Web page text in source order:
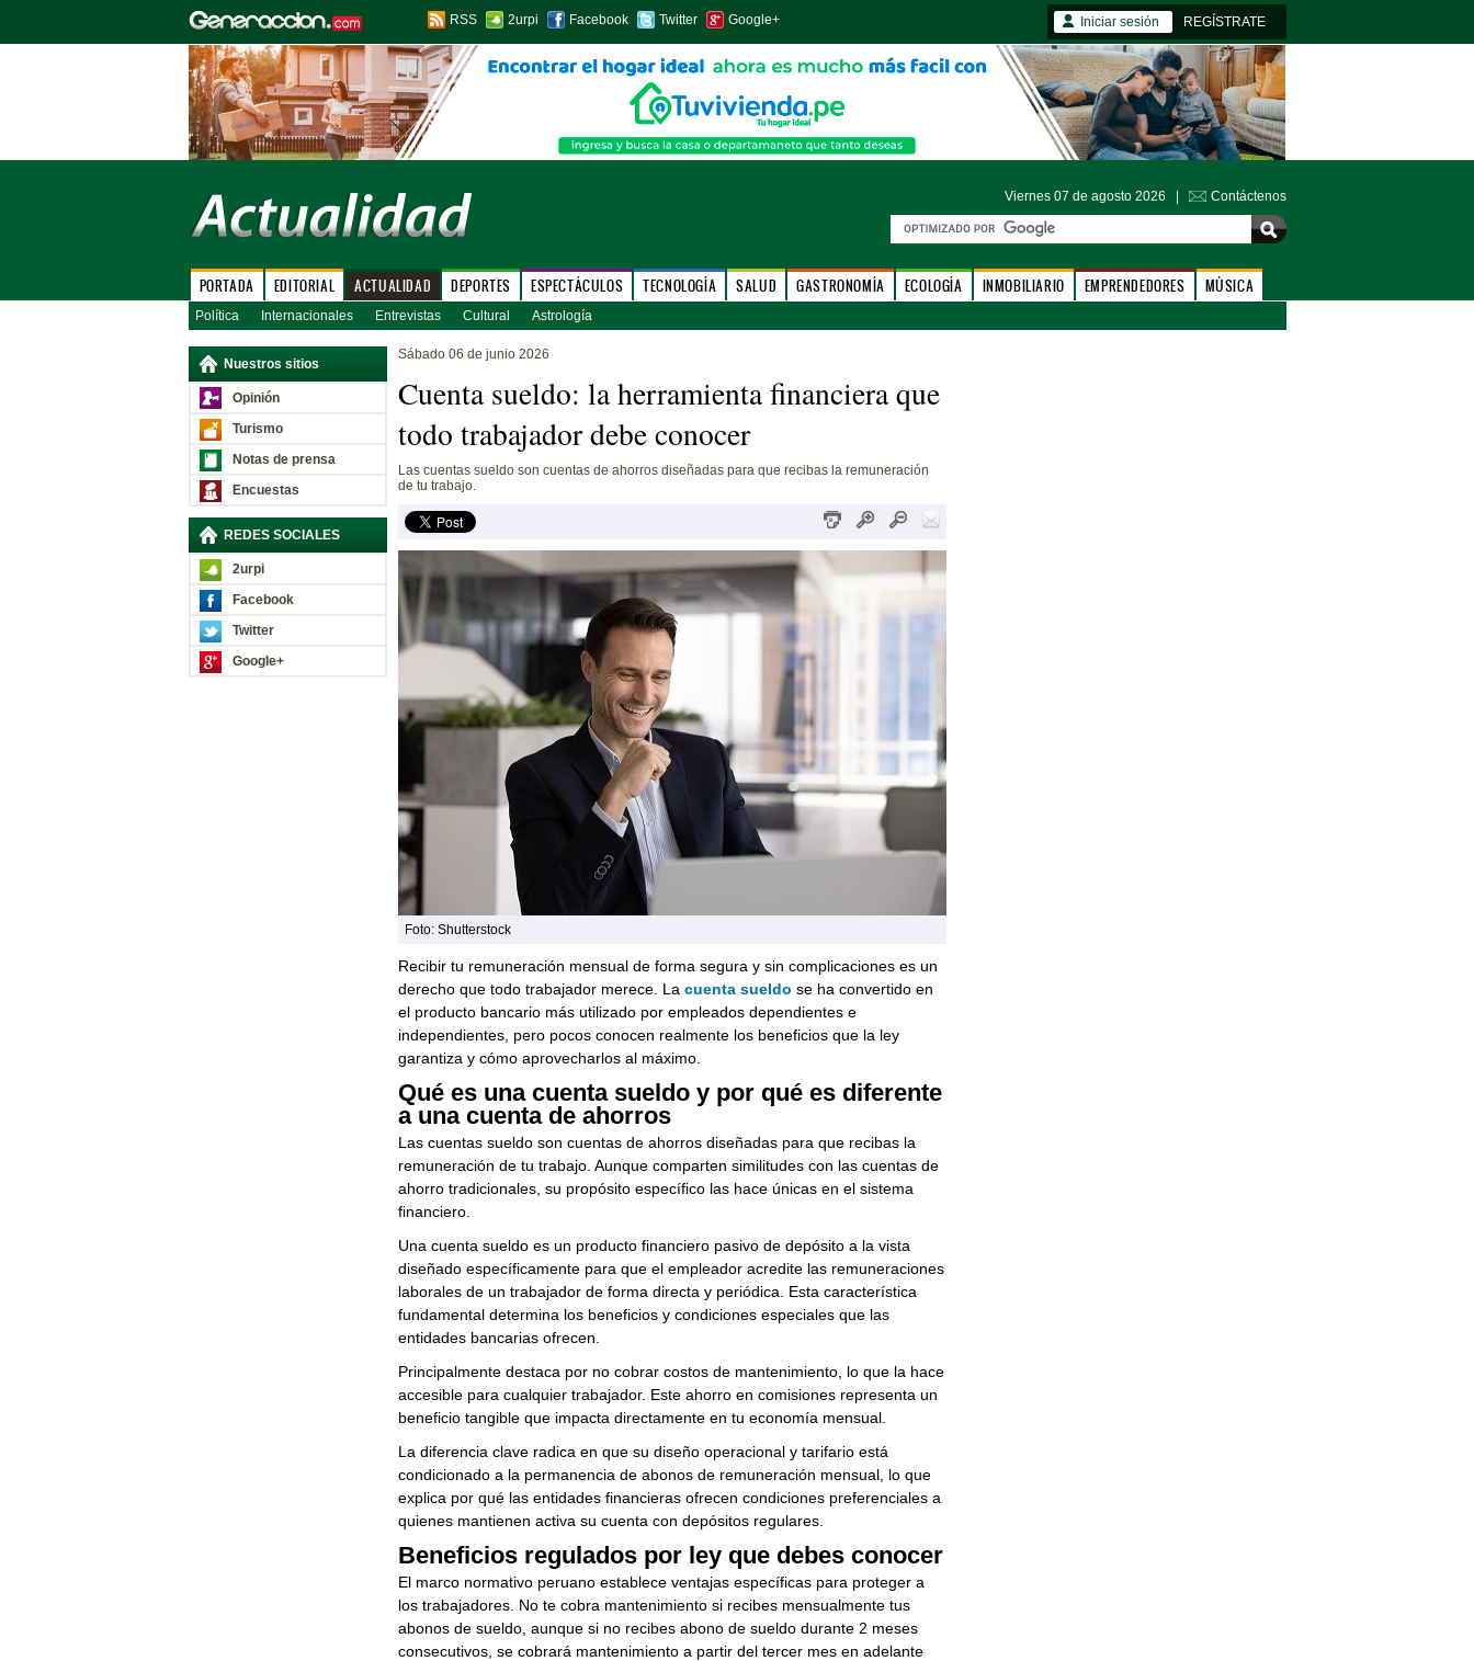
RSS 2urpi Facebook Twitter Google+ Iniciar sesión REGÍSTRATE
Viernes 07 de agosto 2026 | Contáctenos
PORTADA EDITORIAL ACTUALIDAD DEPORTES ESPECTÁCULOS TECNOLOGÍA SALUD GASTRONOMÍA ECOLOGÍA INMOBILIARIO EMPRENDEDORES MÚSICA
Política Internacionales Entrevistas Cultural Astrología
Nuestros sitios
Opinión
Turismo
Notas de prensa
Encuestas
REDES SOCIALES
2urpi
Facebook
Twitter
Google+
Sábado 06 de junio 2026
Cuenta sueldo: la herramienta financiera que
todo trabajador debe conocer
Las cuentas sueldo son cuentas de ahorros diseñadas para que recibas la remuneración
de tu trabajo.
Foto: Shutterstock
Recibir tu remuneración mensual de forma segura y sin complicaciones es un
derecho que todo trabajador merece. La cuenta sueldo se ha convertido en
el producto bancario más utilizado por empleados dependientes e
independientes, pero pocos conocen realmente los beneficios que la ley
garantiza y cómo aprovecharlos al máximo.
Qué es una cuenta sueldo y por qué es diferente
a una cuenta de ahorros
Las cuentas sueldo son cuentas de ahorros diseñadas para que recibas la
remuneración de tu trabajo. Aunque comparten similitudes con las cuentas de
ahorro tradicionales, su propósito específico las hace únicas en el sistema
financiero.
Una cuenta sueldo es un producto financiero pasivo de depósito a la vista
diseñado específicamente para que el empleador acredite las remuneraciones
laborales de un trabajador de forma directa y periódica. Esta característica
fundamental determina los beneficios y condiciones especiales que las
entidades bancarias ofrecen.
Principalmente destaca por no cobrar costos de mantenimiento, lo que la hace
accesible para cualquier trabajador. Este ahorro en comisiones representa un
beneficio tangible que impacta directamente en tu economía mensual.
La diferencia clave radica en que su diseño operacional y tarifario está
condicionado a la permanencia de abonos de remuneración mensual, lo que
explica por qué las entidades financieras ofrecen condiciones preferenciales a
quienes mantienen activa su cuenta con depósitos regulares.
Beneficios regulados por ley que debes conocer
El marco normativo peruano establece ventajas específicas para proteger a
los trabajadores. No te cobra mantenimiento si recibes mensualmente tus
abonos de sueldo, aunque si no recibes abono de sueldo durante 2 meses
consecutivos, se cobrará mantenimiento a partir del tercer mes en adelante